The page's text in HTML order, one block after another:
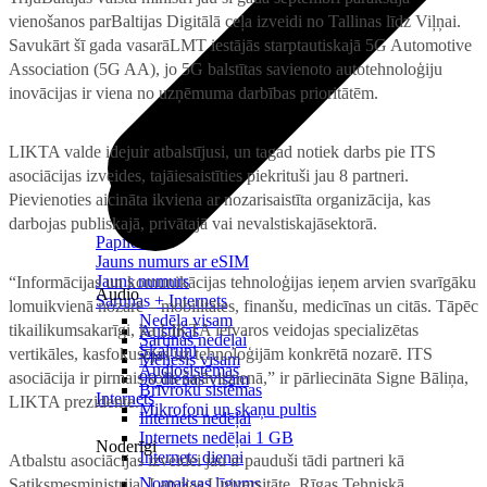
Papildināt
Jauns numurs ar eSIM
Jauns numurs
Sarunas + Internets
Nedēļa visam
Sarunas nedēļai
Mēnesis visam
90 dienas visam
Internets
Internets nedēļai
Internets nedēļai 1 GB
Internets dienai
Audio
Austiņas
Skaļruņi
Audiosistēmas
Brīvroku sistēmas
Mikrofoni un skaņu pultis
Noderīgi
Nomaksas līgums
vienošanos parBaltijas Digitālā ceļa izveidi no Tallinas līdz Viļņai.
Savukārt šī gada vasarāLMT iestājās starptautiskajā 5G Automotive
Association (5G AA), jo 5G balstītas savienoto autotehnoloģiju
inovācijas ir viena no uzņēmuma darbības prioritātēm.
LIKTA valde idejuir atbalstījusi, un tagad notiek darbs pie ITS
asociācijas izveides, tajāiesaistīties piekrituši jau 8 partneri.
Pievienoties aicināta ikviena ar nozarisaistīta organizācija, kas
darbojas publiskajā, privātajā vai nevalstiskajāsektorā.
“Informācijas un komunikācijas tehnoloģijas ieņem arvien svarīgāku
lomuikvienā nozarē – mobilitātes, finanšu, medicīnas un citās. Tāpēc
tikailikumsakarīgi, ka LIKTA ietvaros veidojas specializētas
vertikāles, kasfokusējas uz tehnoloģijām konkrētā nozarē. ITS
asociācija ir pirmais solis šajāvirzienā,” ir pārliecināta Signe Bāliņa,
LIKTA prezidente.
Atbalstu asociācijas izveidei jau ir pauduši tādi partneri kā